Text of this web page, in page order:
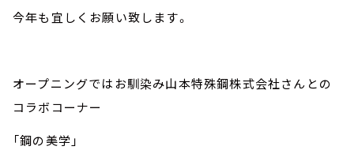
今年も宜しくお願い致します。
オープニングではお馴染み山本特殊鋼株式会社さんとの
コラボコーナー
「鋼の美学」